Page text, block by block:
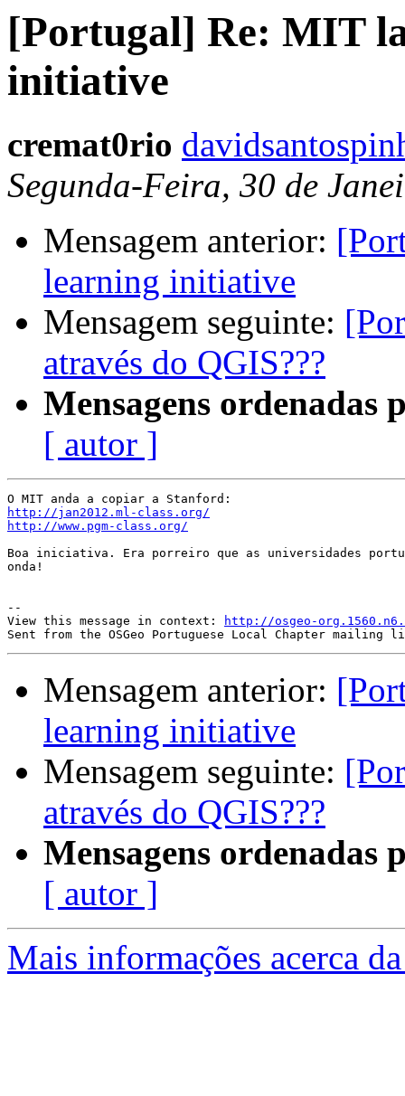
[Portugal] Re: MIT
initiative
cremat0rio
Segunda-Feira, 30 de
Mensagem anterior:
learning initiative
Mensagem seguinte:
através do QGIS???
Mensagens ordenadas
[ autor ]
http://jan2012.ml-class.org/
http://www.pgm-class.org/
Boa iniciativa. Era porreiro que as universidades
onda!
--
View this message in context:
http://osgeo-
Mensagem anterior:
learning initiative
Mensagem seguinte:
através do QGIS???
Mensagens ordenadas
[ autor ]
Mais informações acerca